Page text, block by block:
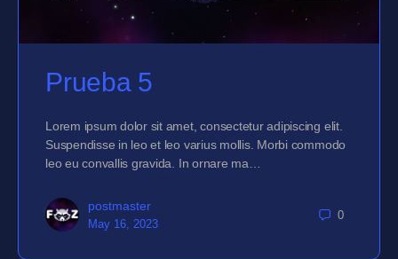
Prueba 5
Lorem ipsum dolor sit amet, consectetur adipiscing elit.
Suspendisse in leo et leo varius mollis. Morbi commodo
leo eu convallis gravida. In ornare ma…
postmaster
May 16, 2023
0